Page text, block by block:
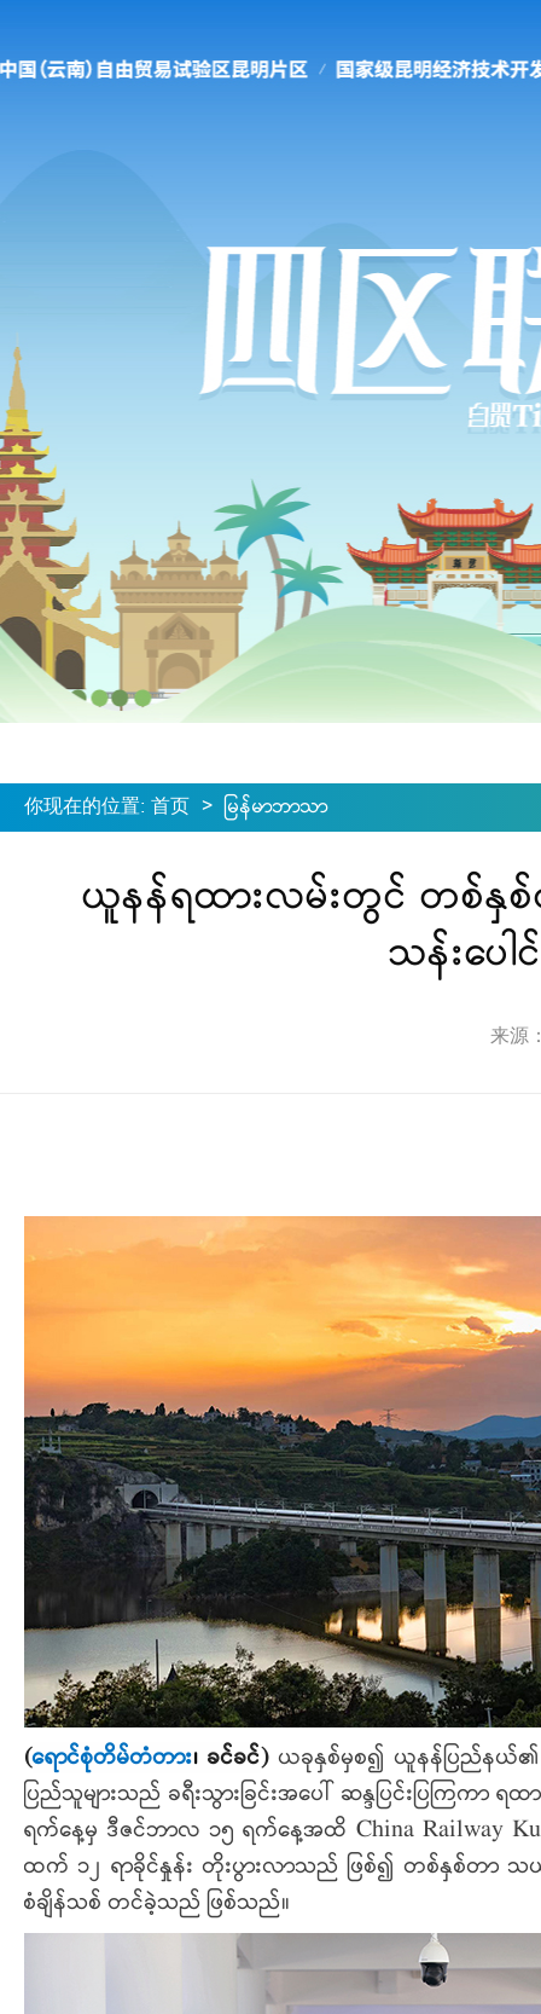
你现在的位置: 首页 > မြန်မာဘာသာ
ယူနန်ရထားလမ်းတွင် တစ်
သန်းပေ
来源
(ရောင်စုံတိမ်တံတား၊ ခင်ခင်)ယခုနှစ်မှစ၍ ယူနန်ပြည်နယ်
ပြည်သူများသည် ခရီးသွားခြင်းအပေါ် ဆန္ဒပြင်းပြကြကာ
ရက်နေ့မှ ဒီဇင်ဘာလ ၁၅ ရက်နေ့အထိ China Railway
ထက် ၁၂ ရာခိုင်နှုန်း တိုးပွားလာသည် ဖြစ်၍ တစ်နှစ်တာ
စံချိန်သစ် တင်ခဲ့သည် ဖြစ်သည်။